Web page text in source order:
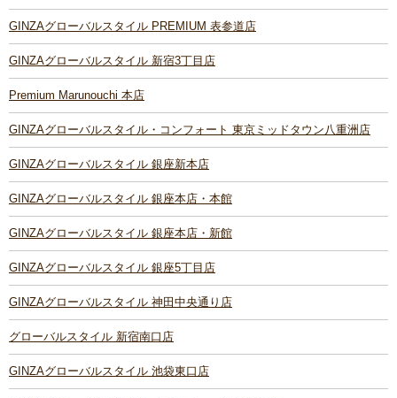
GINZAグローバルスタイル PREMIUM 表参道店
GINZAグローバルスタイル 新宿3丁目店
Premium Marunouchi 本店
GINZAグローバルスタイル・コンフォート 東京ミッドタウン八重洲店
GINZAグローバルスタイル 銀座新本店
GINZAグローバルスタイル 銀座本店・本館
GINZAグローバルスタイル 銀座本店・新館
GINZAグローバルスタイル 銀座5丁目店
GINZAグローバルスタイル 神田中央通り店
グローバルスタイル 新宿南口店
GINZAグローバルスタイル 池袋東口店